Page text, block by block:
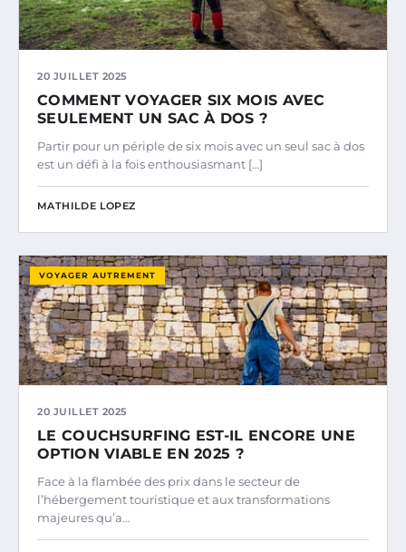
20 JUILLET 2025
COMMENT VOYAGER SIX MOIS AVEC
SEULEMENT UN SAC À DOS ?
Partir pour un périple de six mois avec un seul sac à dos
est un défi à la fois enthousiasmant […]
MATHILDE LOPEZ
VOYAGER AUTREMENT
20 JUILLET 2025
LE COUCHSURFING EST-IL ENCORE UNE
OPTION VIABLE EN 2025 ?
Face à la flambée des prix dans le secteur de
l’hébergement touristique et aux transformations
majeures qu’a…